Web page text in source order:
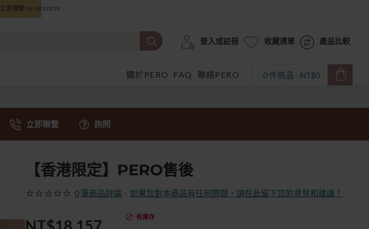
立即聯繫 04-8819259
登入或註冊 收藏清單 產品比較
關於PERO FAQ 聯絡PERO 0 件商品 - NT$0
立即聯繫 詢問
【香港限定】PERO售後
0 筆商品評論 - 如果您對本商品有任何問題，請在此留下您的意見和建議！
有庫存